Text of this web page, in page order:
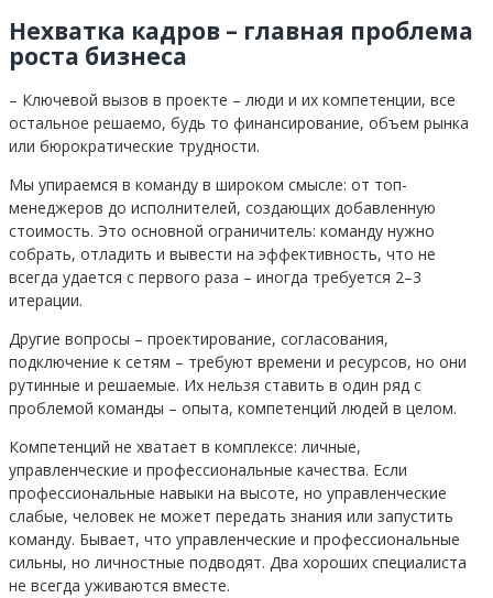
Нехватка кадров – главная проблема
роста бизнеса
– Ключевой вызов в проекте – люди и их компетенции, все
остальное решаемо, будь то финансирование, объем рынка
или бюрократические трудности.
Мы упираемся в команду в широком смысле: от топ-
менеджеров до исполнителей, создающих добавленную
стоимость. Это основной ограничитель: команду нужно
собрать, отладить и вывести на эффективность, что не
всегда удается с первого раза – иногда требуется 2–3
итерации.
Другие вопросы – проектирование, согласования,
подключение к сетям – требуют времени и ресурсов, но они
рутинные и решаемые. Их нельзя ставить в один ряд с
проблемой команды – опыта, компетенций людей в целом.
Компетенций не хватает в комплексе: личные,
управленческие и профессиональные качества. Если
профессиональные навыки на высоте, но управленческие
слабые, человек не может передать знания или запустить
команду. Бывает, что управленческие и профессиональные
сильны, но личностные подводят. Два хороших специалиста
не всегда уживаются вместе.